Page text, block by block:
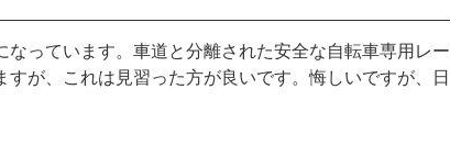
っています。車道と分離された安全な自転車専用レー
が、これは見習った方が良いです。悔しいですが、日